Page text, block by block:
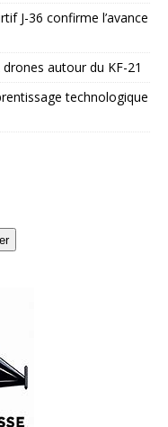
J-36 confirme l’avance
autour du KF-21
technologique